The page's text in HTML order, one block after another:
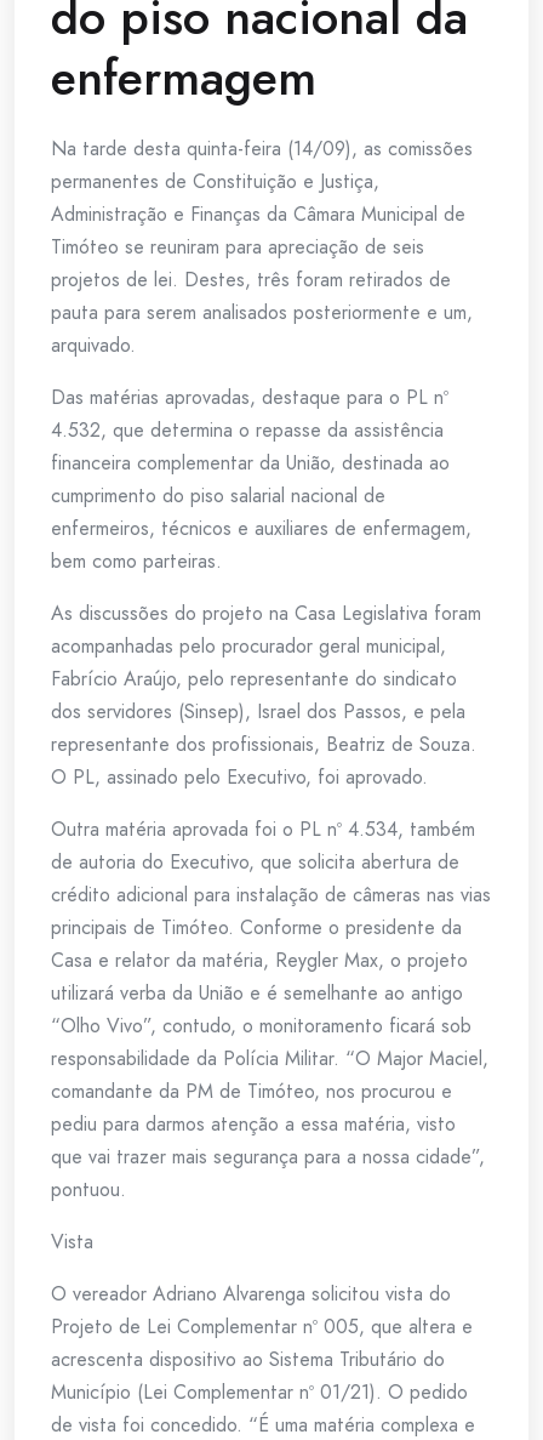
do piso nacional da
enfermagem
Na tarde desta quinta-feira (14/09), as comissões
permanentes de Constituição e Justiça,
Administração e Finanças da Câmara Municipal de
Timóteo se reuniram para apreciação de seis
projetos de lei. Destes, três foram retirados de
pauta para serem analisados posteriormente e um,
arquivado.
Das matérias aprovadas, destaque para o PL nº
4.532, que determina o repasse da assistência
financeira complementar da União, destinada ao
cumprimento do piso salarial nacional de
enfermeiros, técnicos e auxiliares de enfermagem,
bem como parteiras.
As discussões do projeto na Casa Legislativa foram
acompanhadas pelo procurador geral municipal,
Fabrício Araújo, pelo representante do sindicato
dos servidores (Sinsep), Israel dos Passos, e pela
representante dos profissionais, Beatriz de Souza.
O PL, assinado pelo Executivo, foi aprovado.
Outra matéria aprovada foi o PL nº 4.534, também
de autoria do Executivo, que solicita abertura de
crédito adicional para instalação de câmeras nas vias
principais de Timóteo. Conforme o presidente da
Casa e relator da matéria, Reygler Max, o projeto
utilizará verba da União e é semelhante ao antigo
“Olho Vivo”, contudo, o monitoramento ficará sob
responsabilidade da Polícia Militar. “O Major Maciel,
comandante da PM de Timóteo, nos procurou e
pediu para darmos atenção a essa matéria, visto
que vai trazer mais segurança para a nossa cidade”,
pontuou.
Vista
O vereador Adriano Alvarenga solicitou vista do
Projeto de Lei Complementar nº 005, que altera e
acrescenta dispositivo ao Sistema Tributário do
Município (Lei Complementar nº 01/21). O pedido
de vista foi concedido. “É uma matéria complexa e